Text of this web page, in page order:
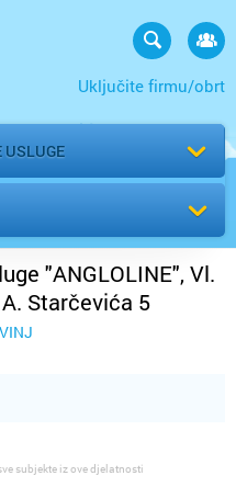
Uključite firmu/obrt
USLUGE
"ANGLOLINE", Vl.
Starčevića 5
subjekte iz ove djelatnosti